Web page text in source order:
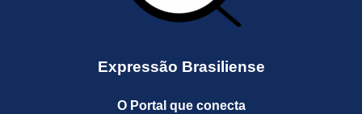
Expressão Brasiliense
O Portal que conecta